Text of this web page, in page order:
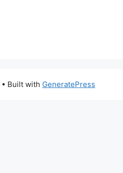
• Built with GeneratePress